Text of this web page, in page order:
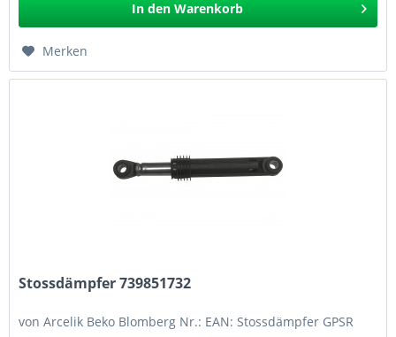
In den Warenkorb
Merken
Stossdämpfer 739851732
von Arcelik Beko Blomberg Nr.: EAN: Stossdämpfer GPSR